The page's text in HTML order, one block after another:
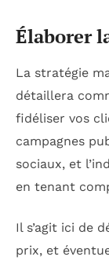
Élaborer
La stratégie
détaillera
fidéliser vos
campagnes
sociaux, et
en tenant
Il s’agit ici de
prix, et